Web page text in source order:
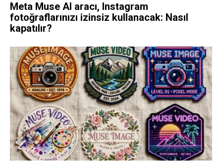
Meta Muse AI aracı, Instagram
fotoğraflarınızı izinsiz kullanacak: Nasıl
kapatılır?